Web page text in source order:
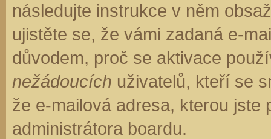
následujte instrukce v něm
ujistěte se, že vámi zadaná e-
důvodem, proč se aktivace
nežádoucích uživatelů, kteří se
že e-mailová adresa, kterou jste
administrátora boardu.